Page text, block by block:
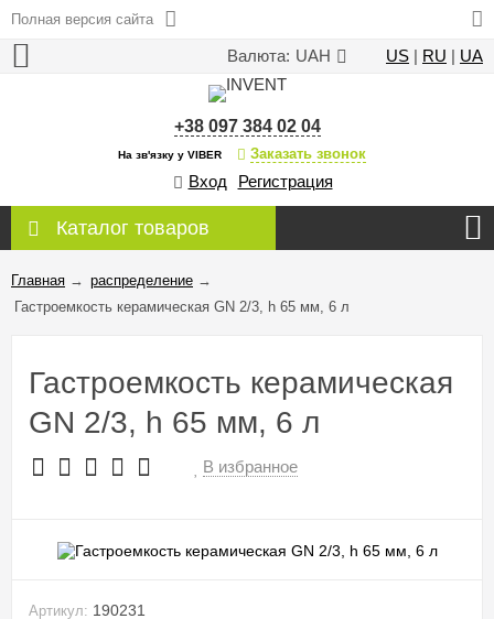
Полная версия сайта
Валюта: UAH US | RU | UA
+38 097 384 02 04
На зв'язку у VIBER Заказать звонок
Вход Регистрация
Каталог товаров
Главная → распределение →
Гастроемкость керамическая GN 2/3, h 65 мм, 6 л
Гастроемкость керамическая
GN 2/3, h 65 мм, 6 л
В избранное
Артикул: 190231